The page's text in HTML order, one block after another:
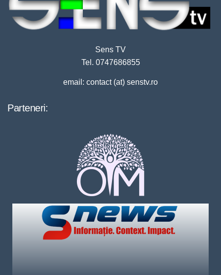
Sens TV
Tel. 0747686855
email: contact (at) senstv.ro
Parteneri: